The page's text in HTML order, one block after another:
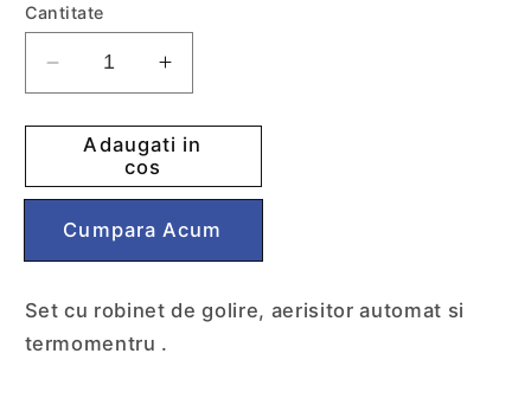
Cantitate
Reduceti
cantitatea
pentru
Teu
distribuitor
cu
termometru
aerisitor
si
Cresteti
cantitatea
pentru
Teu
distribuitor
cu
termometru
aerisitor
si
Adaugati in
cos
Cumpără acum
Set cu robinet de golire, aerisitor automat si
termomentru .